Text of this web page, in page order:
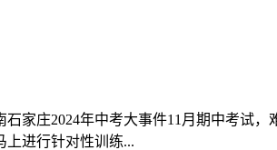
家庄2024年中考大事件11月期中考试，
上进行针对性训练...